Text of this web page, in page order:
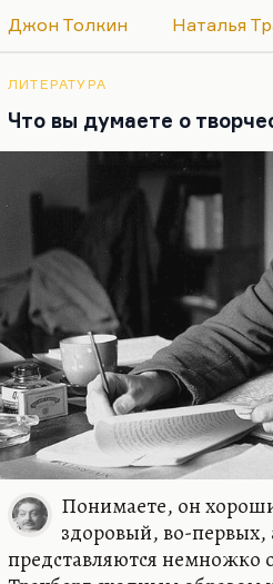
века предпринималась
банально и назидательно.
смысле и Толкин —
нему, к его поэтичности, к
и так далее. У Льюиса
Джон Толкин Наталья
ЛИТЕРАТУРА
Что вы думаете о
Понимаете, он
здоровый, во-первых,
представляются